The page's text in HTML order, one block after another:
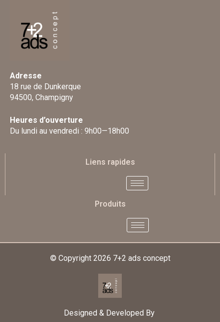
Adresse
18 rue de Dunkerque
94500, Champigny
Heures d’ouverture
Du lundi au vendredi : 9h00—18h00
Liens rapides
Produits
© Copyright 2026 7+2 ads concept
Designed & Developed By